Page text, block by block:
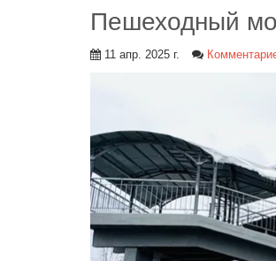
Пешеходный
11 апр. 2025 г.